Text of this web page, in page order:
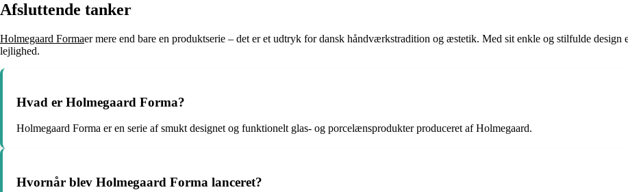
Afsluttende tanker
Holmegaard Formaer mere end bare en produktserie – det er et udtryk for dansk håndværkstradition og æstetik. Med sit enkle og stilfulde
lejlighed.
Hvad er Holmegaard Forma?
Holmegaard Forma er en serie af smukt designet og funktionelt glas- og porcelænsprodukter produceret af Holmegaard.
Hvornår blev Holmegaard Forma lanceret?